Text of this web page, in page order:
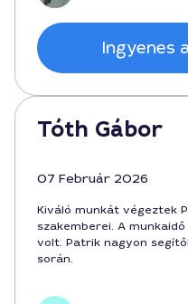
Ingyenes
Tóth Gábor
07 Február 2026
Kiváló munkát végeztek
szakemberei. A
volt. Patrik nagyon
során.